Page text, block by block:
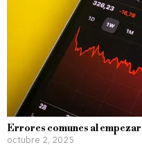
Errores comunes al
octubre 2, 2025